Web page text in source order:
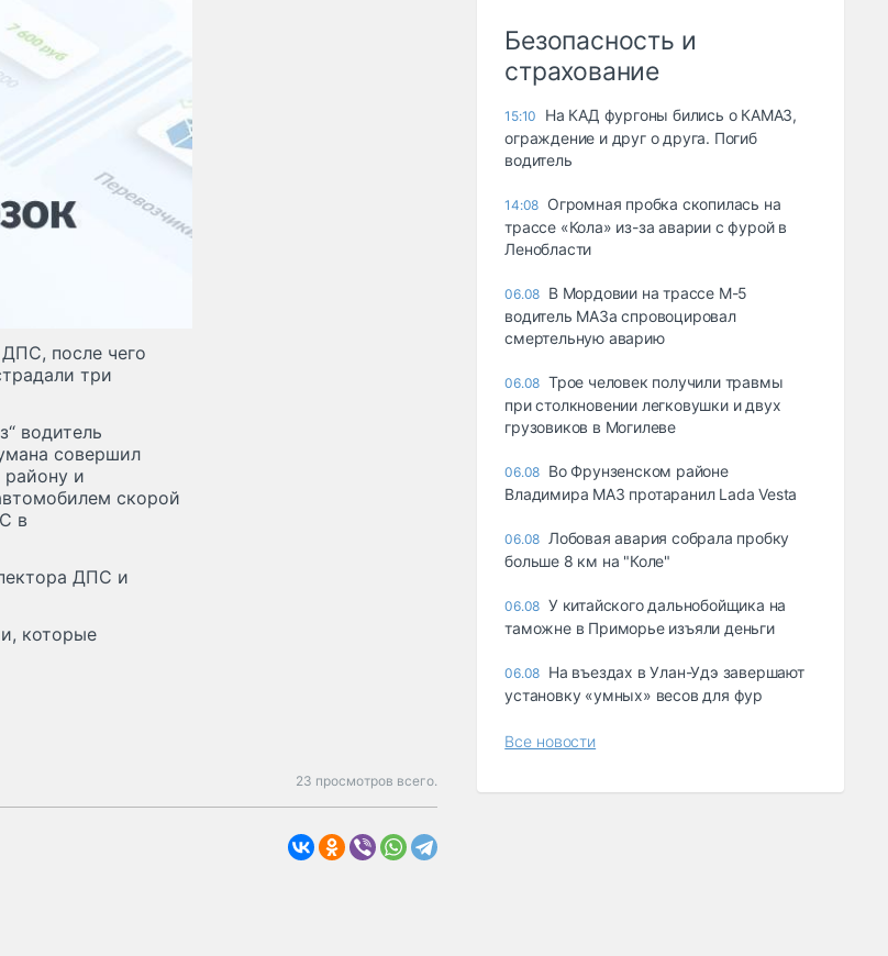
после чего
три
водитель
совершил
и
скорой
в
ДПС и
которые
23 просмотров всего.
Безопасность и
страхование
15:10
На КАД фургоны бились о КАМАЗ,
ограждение и друг о друга. Погиб
водитель
14:08 Огромная пробка скопилась на
трассе «Кола» из-за аварии с фурой в
Ленобласти
06.08 В Мордовии на трассе М-5
водитель МАЗа спровоцировал
смертельную аварию
06.08 Трое человек получили травмы
при столкновении легковушки и двух
грузовиков в Могилеве
06.08 Во Фрунзенском районе
Владимира МАЗ протаранил Lada Vesta
06.08 Лобовая авария собрала пробку
больше 8 км на "Коле"
06.08 У китайского дальнобойщика на
таможне в Приморье изъяли деньги
06.08 Ha въeздax в Улaн-Удэ зaвepшaют
ycтaнoвкy «yмныx» вecoв для фyp
Все новости